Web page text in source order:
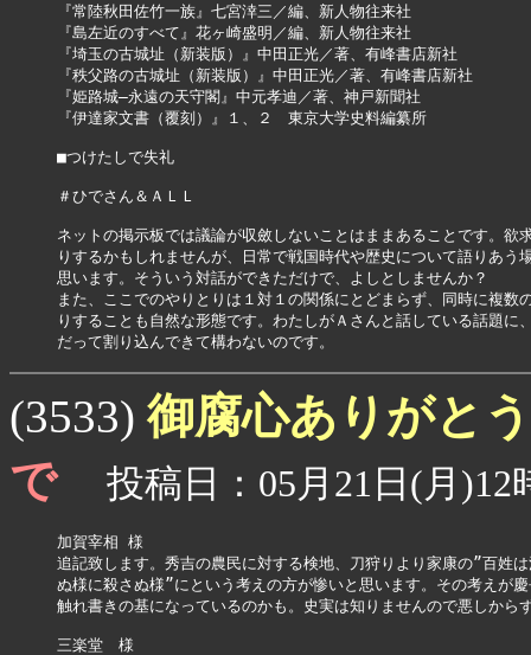
『常陸秋田佐竹一族』七宮涬三／編、新人物往来社
『島左近のすべて』花ヶ崎盛明／編、新人物往来社
『埼玉の古城址（新装版）』中田正光／著、有峰書店新社
『秩父路の古城址（新装版）』中田正光／著、有峰書店新社
『姫路城―永遠の天守閣』中元孝迪／著、神戸新聞社
『伊達家文書（覆刻）』１、２　東京大学史料編纂所
■つけたしで失礼
＃ひでさん＆ＡＬＬ
ネットの掲示板では議論が収斂しないことはままあることです。欲
りするかもしれませんが、日常で戦国時代や歴史について語りあう
思います。そういう対話ができただけで、よしとしませんか？
また、ここでのやりとりは１対１の関係にとどまらず、同時に複数
りすることも自然な形態です。わたしがＡさんと話している話題に
(3533) 御腐心ありがと
で 投稿日：05月21日(月)12
加賀宰相 様
追記致します。秀吉の農民に対する検地、刀狩りより家康の”百姓
ぬ様に殺さぬ様”にという考えの方が惨いと思います。その考えが
触れ書きの基になっているのかも。史実は知りませんので悪しから
三楽堂　様